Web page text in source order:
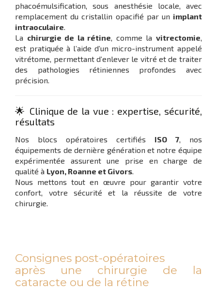
phacoémulsification, sous anesthésie locale, avec
remplacement du cristallin opacifié par un implant
intraoculaire.
La chirurgie de la rétine, comme la vitrectomie,
est pratiquée à l’aide d’un micro-instrument appelé
vitrétome, permettant d’enlever le vitré et de traiter
des pathologies rétiniennes profondes avec
précision.
🌟 Clinique de la vue : expertise, sécurité,
résultats
Nos blocs opératoires certifiés ISO 7, nos
équipements de dernière génération et notre équipe
expérimentée assurent une prise en charge de
qualité à Lyon, Roanne et Givors.
Nous mettons tout en œuvre pour garantir votre
confort, votre sécurité et la réussite de votre
chirurgie.
Consignes post-opératoires
après une chirurgie de la
cataracte ou de la rétine